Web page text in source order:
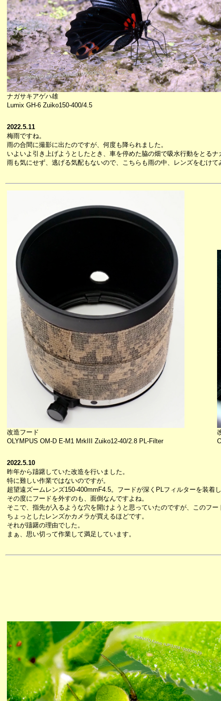
ナガサキアゲハ雄
Lumix GH-6 Zuiko150-400/4.5
2022.5.11
梅雨ですね。
雨の合間に撮影に出たのですが、何度も降られました。
いよいよ引き上げようとしたとき、車を停めた脇の畑で吸水行動をとる
雨も気にせず、逃げる気配もないので、こちらも雨の中、レンズをむけて
改造フード
OLYMPUS OM-D E-M1 MrkIII Zuiko12-40/2.8 PL-Filter
2022.5.10
昨年から躊躇していた改造を行いました。
特に難しい作業ではないのですが。
超望遠ズームレンズ150-400mmF4.5。フードが深くPLフィルターを装着
その度にフードを外すのも、面倒なんですよね。
そこで、指先が入るような穴を開けようと思っていたのですが、このフ
ちょっとしたレンズかカメラが買えるほどです。
それが躊躇の理由でした。
まぁ、思い切って作業して満足しています。